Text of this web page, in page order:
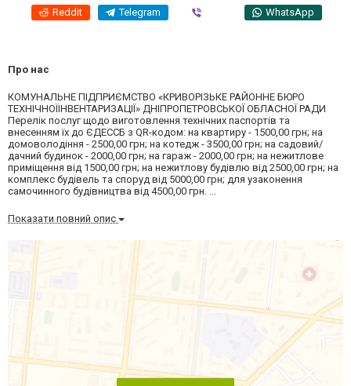
Reddit Telegram WhatsApp
Про нас
КОМУНАЛЬНЕ ПІДПРИЄМСТВО «КРИВОРІЗЬКЕ РАЙОННЕ БЮРО
ТЕХНІЧНОЇІНВЕНТАРИЗАЦІЇ» ДНІПРОПЕТРОВСЬКОЇ ОБЛАСНОЇ РАДИ
Перелік послуг щодо виготовлення технічних паспортів та
внесенням їх до ЄДЕССБ з QR-кодом: на квартиру - 1500,00 грн; на
домоволодіння - 2500,00 грн; на котедж - 3500,00 грн; на садовий/
дачний будинок - 2000,00 грн; на гараж - 2000,00 грн; на нежитлове
приміщення від 1500,00 грн; на нежитлову будівлю від 2500,00 грн; на
комплекс будівель та споруд від 5000,00 грн; для узаконення
самочинного будівництва від 4500,00 грн. ...
Показати повний опис